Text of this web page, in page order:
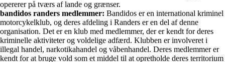
opererer på tværs af lande og grænser.
bandidos randers medlemmer: Bandidos er en international kriminel
motorcykelklub, og deres afdeling i Randers er en del af denne
organisation. Det er en klub med medlemmer, der er kendt for deres
kriminelle aktiviteter og voldelige adfærd. Klubben er involveret i
illegal handel, narkotikahandel og våbenhandel. Deres medlemmer er
kendt for at bruge vold som et middel til at opretholde deres territorium